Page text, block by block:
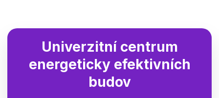
Univerzitní centrum
energeticky efektivních
budov